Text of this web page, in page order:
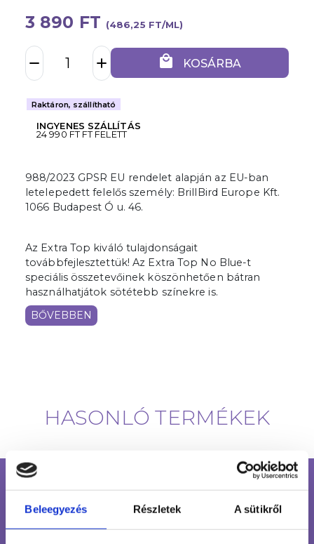
Beleegyezés Részletek A sütikről
3 890 FT (486,25 FT/ML)
remove add local_mall KOSÁRBA
Raktáron, szállítható
INGYENES SZÁLLÍTÁS
24 990 FT FT FELETT
988/2023 GPSR EU rendelet alapján az EU-ban
letelepedett felelős személy: BrillBird Europe Kft.
1066 Budapest Ó u. 46.
Az Extra Top kiváló tulajdonságait
továbbfejlesztettük! Az Extra Top No Blue-t
speciális összetevőinek köszönhetően bátran
használhatjátok sötétebb színekre is.
BŐVEBBEN
HASONLÓ TERMÉKEK
INGYENES SZÁLLÍTÁS
24 990 FT FELETT
ÜGYFÉLSZOLGÁLAT